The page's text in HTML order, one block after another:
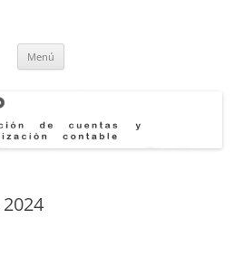
Contable
Menú